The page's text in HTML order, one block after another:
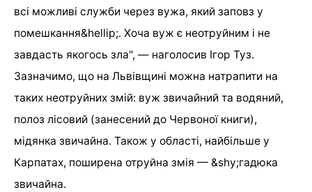
всі можливі служби через вужа, який заповз у
помешкання&hellip;. Хоча вуж є неотруйним і не
завдасть якогось зла", — наголосив Ігор Туз.
Зазначимо, що на Львівщині можна натрапити на
таких неотруйних змій: вуж звичайний та водяний,
полоз лісовий (занесений до Червоної книги),
мідянка звичайна. Також у області, найбільше у
Карпатах, поширена отруйна змія — &shy;гадюка
звичайна.